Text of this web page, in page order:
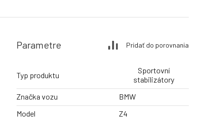
Parametre Pridať do porovnania
Typ produktu
Sportovní
stabilizátory
Značka vozu
BMW
Model
Z4